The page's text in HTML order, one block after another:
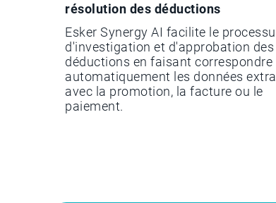
résolution des déductions
Esker Synergy AI facilite le
d'investigation et d'approbation des
déductions en faisant correspondre
automatiquement les données
avec la promotion, la facture ou le
paiement.